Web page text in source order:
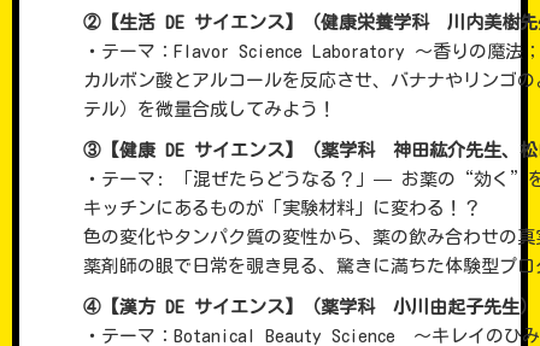
②【生活 DE サイエンス】（健康栄養学科 川内美樹先
・テーマ：Flavor Science Laboratory 〜香りの魔法
カルボン酸とアルコールを反応させ、バナナやリンゴ
テル）を微量合成してみよう！
③【健康 DE サイエンス】（薬学科 神田紘介先生、松
・テーマ: 「混ぜたらどうなる？」— お薬の“効く”
キッチンにあるものが「実験材料」に変わる！？
色の変化やタンパク質の変性から、薬の飲み合わせの
薬剤師の眼で日常を覗き見る、驚きに満ちた体験型プロ
④【漢方 DE サイエンス】（薬学科 小川由起子先生）
・テーマ：Botanical Beauty Science ～キレイのひみ